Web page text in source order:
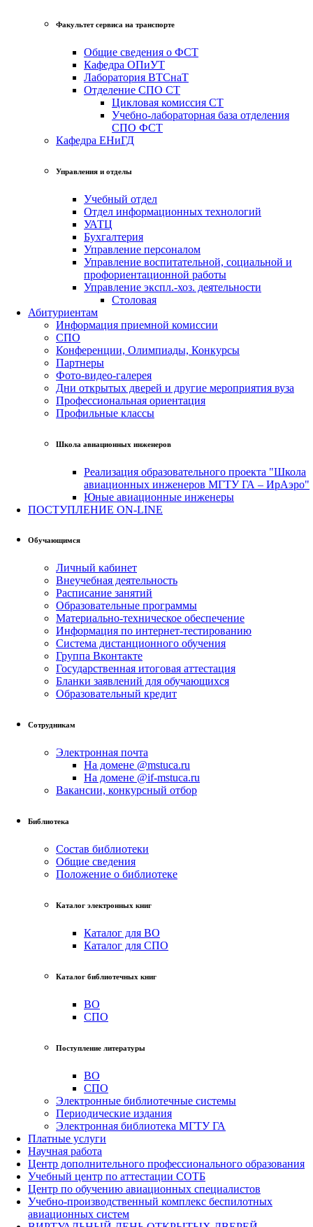
Факультет сервиса на транспорте
Общие сведения о ФСТ
Кафедра ОПиУТ
Лаборатория ВТСнаТ
Отделение СПО СТ
Цикловая комиссия СТ
Учебно-лабораторная база отделения
СПО ФСТ
Кафедра ЕНиГД
Управления и отделы
Учебный отдел
Отдел информационных технологий
УАТЦ
Бухгалтерия
Управление персоналом
Управление воспитательной, социальной и
профориентационной работы
Управление экспл.-хоз. деятельности
Столовая
Абитуриентам
Информация приемной комиссии
СПО
Конференции, Олимпиады, Конкурсы
Партнеры
Фото-видео-галерея
Дни открытых дверей и другие мероприятия вуза
Профессиональная ориентация
Профильные классы
Школа авиационных инженеров
Реализация образовательного проекта "Школа
авиационных инженеров МГТУ ГА – ИрАэро"
Юные авиационные инженеры
ПОСТУПЛЕНИЕ ON-LINE
Обучающимся
Личный кабинет
Внеучебная деятельность
Расписание занятий
Образовательные программы
Материально-техническое обеспечение
Информация по интернет-тестированию
Система дистанционного обучения
Группа Вконтакте
Государственная итоговая аттестация
Бланки заявлений для обучающихся
Образовательный кредит
Сотрудникам
Электронная почта
На домене @mstuca.ru
На домене @if-mstuca.ru
Вакансии, конкурсный отбор
Библиотека
Состав библиотеки
Общие сведения
Положение о библиотеке
Каталог электронных книг
Каталог для ВО
Каталог для СПО
Каталог библиотечных книг
ВО
СПО
Поступление литературы
ВО
СПО
Электронные библиотечные системы
Периодические издания
Электронная библиотека МГТУ ГА
Платные услуги
Научная работа
Центр дополнительного профессионального образования
Учебный центр по аттестации СОТБ
Центр по обучению авиационных специалистов
Учебно-производственный комплекс беспилотных
авиационных систем